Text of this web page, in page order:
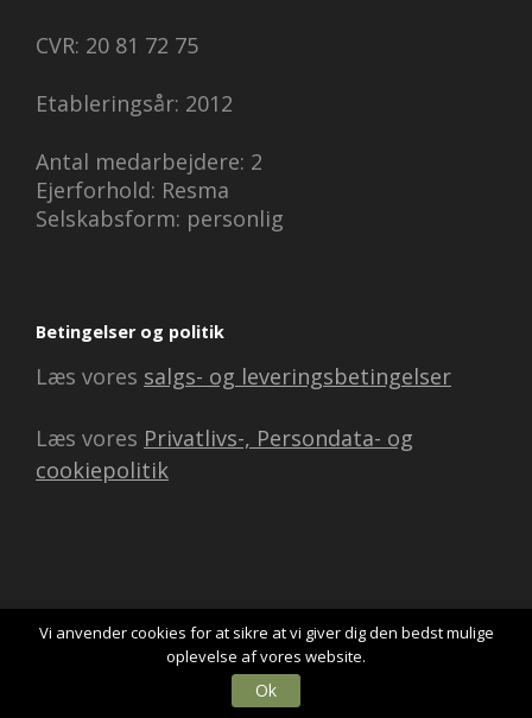
CVR: 20 81 72 75
Etableringsår: 2012
Antal medarbejdere: 2
Ejerforhold: Resma
Selskabsform: personlig
Betingelser og politik
Læs vores salgs- og leveringsbetingelser
Læs vores Privatlivs-, Persondata- og
cookiepolitik
All Rights Reserved.
Vi anvender cookies for at sikre at vi giver dig den bedst mulige
oplevelse af vores website.
Ok